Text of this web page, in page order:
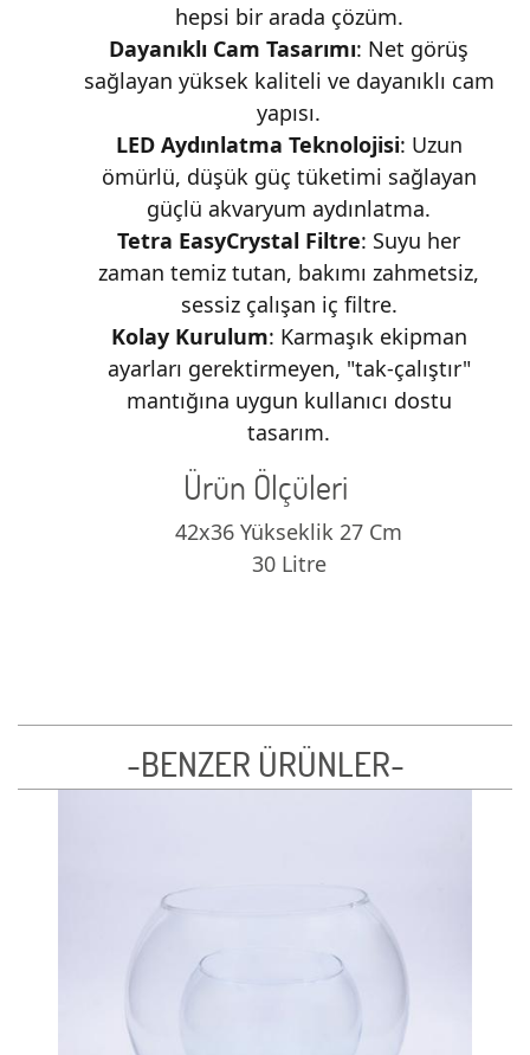
hepsi bir arada çözüm.
Dayanıklı Cam Tasarımı: Net görüş
sağlayan yüksek kaliteli ve dayanıklı cam
yapısı.
LED Aydınlatma Teknolojisi: Uzun
ömürlü, düşük güç tüketimi sağlayan
güçlü akvaryum aydınlatma.
Tetra EasyCrystal Filtre: Suyu her
zaman temiz tutan, bakımı zahmetsiz,
sessiz çalışan iç filtre.
Kolay Kurulum: Karmaşık ekipman
ayarları gerektirmeyen, "tak-çalıştır"
mantığına uygun kullanıcı dostu
tasarım.
Ürün Ölçüleri
42x36 Yükseklik 27 Cm
30 Litre
-BENZER ÜRÜNLER-